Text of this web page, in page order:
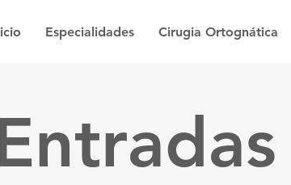
Especialidades Cirugia Ortognática